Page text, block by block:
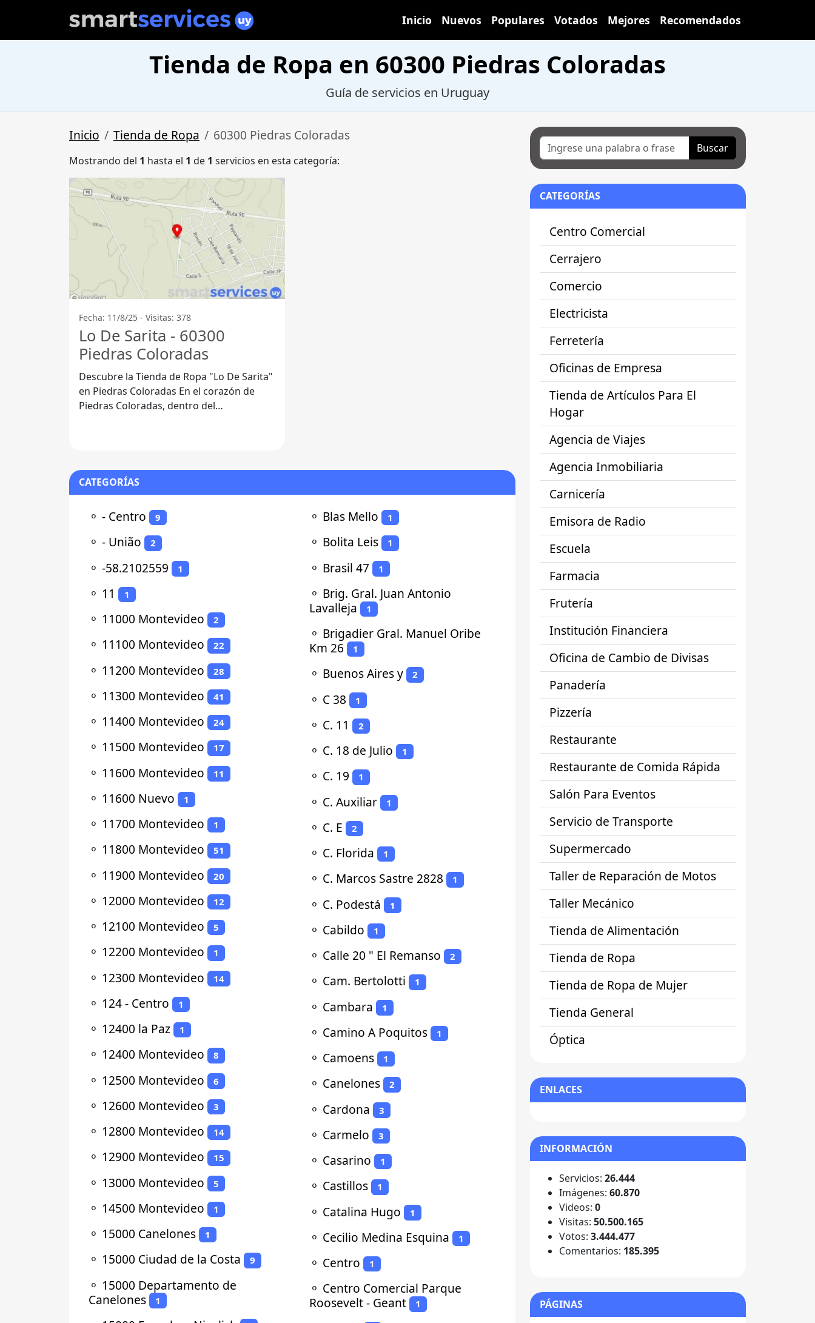
Inicio Nuevos Populares Votados Mejores Recomendados
Tienda de Ropa en 60300 Piedras Coloradas
Guía de servicios en Uruguay
Inicio Tienda de Ropa 60300 Piedras Coloradas
Mostrando del 1 hasta el 1 de 1 servicios en esta categoría:
Fecha: 11/8/25 - Visitas: 378
Lo De Sarita - 60300
Piedras Coloradas
Descubre la Tienda de Ropa "Lo De Sarita"
en Piedras Coloradas En el corazón de
Piedras Coloradas, dentro del
CATEGORÍAS
⚬ - Centro 9
⚬ - União 2
⚬ -58.2102559 1
⚬ 11 1
⚬ 11000 Montevideo 2
⚬ 11100 Montevideo 22
⚬ 11200 Montevideo 28
⚬ 11300 Montevideo 41
⚬ 11400 Montevideo 24
⚬ 11500 Montevideo 17
⚬ 11600 Montevideo 11
⚬ 11600 Nuevo 1
⚬ 11700 Montevideo 1
⚬ 11800 Montevideo 51
⚬ 11900 Montevideo 20
⚬ 12000 Montevideo 12
⚬ 12100 Montevideo 5
⚬ 12200 Montevideo 1
⚬ 12300 Montevideo 14
⚬ 124 - Centro 1
⚬ 12400 la Paz 1
⚬ 12400 Montevideo 8
⚬ 12500 Montevideo 6
⚬ 12600 Montevideo 3
⚬ 12800 Montevideo 14
⚬ 12900 Montevideo 15
⚬ 13000 Montevideo 5
⚬ 14500 Montevideo 1
⚬ 15000 Canelones 1
⚬ 15000 Ciudad de la Costa 9
⚬ 15000 Departamento de
Canelones
1
⚬ Blas Mello 1
⚬ Bolita Leis 1
⚬ Brasil 47 1
⚬ Brig. Gral. Juan Antonio
Lavalleja
1
⚬ Brigadier Gral. Manuel Oribe
Km 26
1
⚬ Buenos Aires y 2
⚬ C 38 1
⚬ C. 11 2
⚬ C. 18 de Julio 1
⚬ C. 19 1
⚬ C. Auxiliar 1
⚬ C. E 2
⚬ C. Florida 1
⚬ C. Marcos Sastre 2828 1
⚬ C. Podestá 1
⚬ Cabildo 1
⚬ Calle 20 " El Remanso 2
⚬ Cam. Bertolotti 1
⚬ Cambara 1
⚬ Camino A Poquitos 1
⚬ Camoens 1
⚬ Canelones 2
⚬ Cardona 3
⚬ Carmelo 3
⚬ Casarino 1
⚬ Castillos 1
⚬ Catalina Hugo 1
⚬ Cecilio Medina Esquina 1
⚬ Centro 1
⚬ Centro Comercial Parque
Roosevelt - Geant
1
Buscar
CATEGORÍAS
Centro Comercial
Cerrajero
Comercio
Electricista
Ferretería
Oficinas de Empresa
Tienda de Artículos Para El
Hogar
Agencia de Viajes
Agencia Inmobiliaria
Carnicería
Emisora de Radio
Escuela
Farmacia
Frutería
Institución Financiera
Oficina de Cambio de Divisas
Panadería
Pizzería
Restaurante
Restaurante de Comida Rápida
Salón Para Eventos
Servicio de Transporte
Supermercado
Taller de Reparación de Motos
Taller Mecánico
Tienda de Alimentación
Tienda de Ropa
Tienda de Ropa de Mujer
Tienda General
Óptica
ENLACES
INFORMACIÓN
Servicios: 26.444
Imágenes: 60.870
Videos: 0
Visitas: 50.500.165
Votos: 3.444.477
Comentarios: 185.395
PÁGINAS